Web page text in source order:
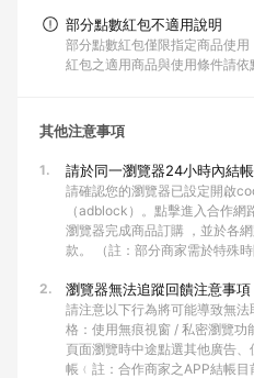
部分點數紅包不適用說明
部分點數紅包僅限指定商品使
紅包之適用商品與使用條件請依
其他注意事項
1. 請於同一瀏覽器24小時內結帳
請確認您的瀏覽器已設定開啟
（adblock）。點擊進入合作
瀏覽器完成商品訂購 ，並於各
款。 （註：部分商家需於特殊時
2. 瀏覽器無法追蹤回饋注意事項
請注意以下行為將可能導致無
格：使用無痕視窗 / 私密瀏覽功
頁面瀏覽時中途點選其他廣告
帳﹙註：合作商家之APP結帳目